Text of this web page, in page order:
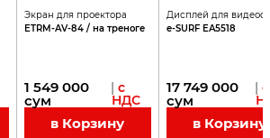
Экран для проектора
ETRM-AV-84 / на треноге
1 549 000
сум
| с
НДС
в Корзину
Дисплей для
e-SURF EA5518
17 749 000
сум
| с
в Корзину